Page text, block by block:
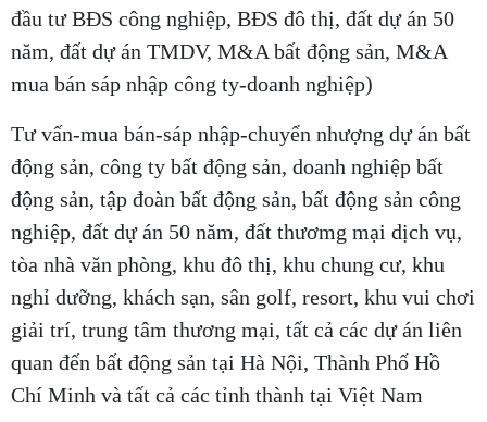
đầu tư BĐS công nghiệp, BĐS đô thị, đất dự án 50
năm, đất dự án TMDV, M&A bất động sản, M&A
mua bán sáp nhập công ty-doanh nghiệp)
Tư vấn-mua bán-sáp nhập-chuyển nhượng dự án bất
động sản, công ty bất động sản, doanh nghiệp bất
động sản, tập đoàn bất động sản, bất động sản công
nghiệp, đất dự án 50 năm, đất thươmg mại dịch vụ,
tòa nhà văn phòng, khu đô thị, khu chung cư, khu
nghỉ dưỡng, khách sạn, sân golf, resort, khu vui chơi
giải trí, trung tâm thương mại, tất cả các dự án liên
quan đến bất động sản tại Hà Nội, Thành Phố Hồ
Chí Minh và tất cả các tỉnh thành tại Việt Nam